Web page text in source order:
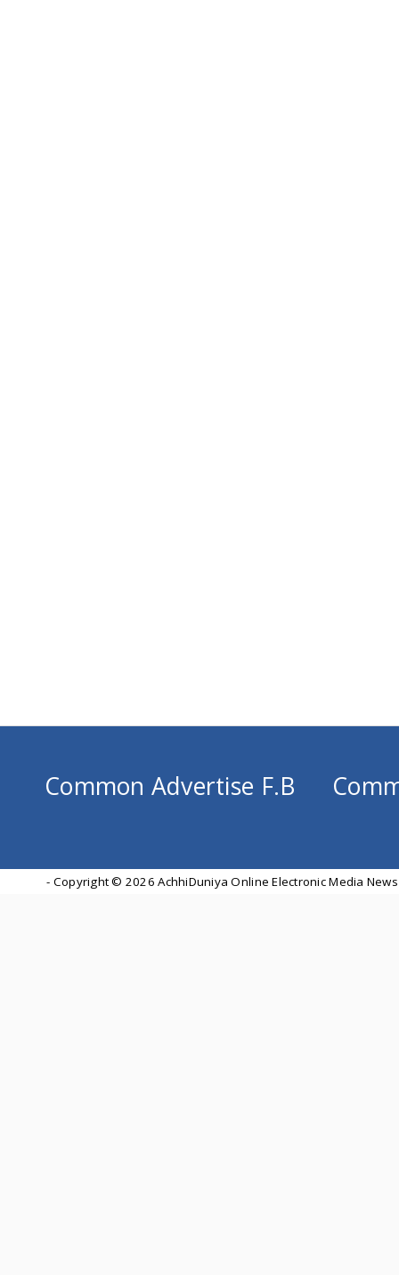
Common Advertise F.B
- Copyright © 2026 AchhiDuniya Online Electronic Media